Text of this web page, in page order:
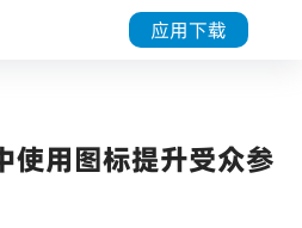
应用下载
使用图标提升受众参